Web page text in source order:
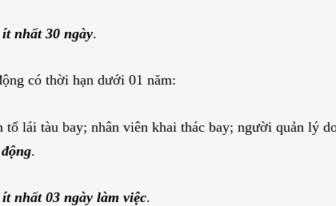
ít nhất 30 ngày.
có thời hạn dưới 01 năm:
tổ lái tàu bay; nhân viên khai thác bay; người quản lý
.
ít nhất 03 ngày làm việc.